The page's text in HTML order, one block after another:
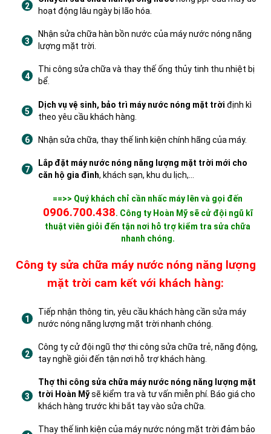
hoạt động lâu ngày bị lão hóa.
Nhận sửa chữa hàn bồn nước của máy nước nóng năng
lượng mặt trời.
Thi công sửa chữa và thay thế ống thủy tinh thu nhiệt bị
bể.
Dịch vụ vệ sinh, bảo trì máy nước nóng mặt trời định kì
theo yêu cầu khách hàng.
Nhận sửa chữa, thay thế linh kiện chính hãng của máy.
Lắp đặt máy nước nóng năng lượng mặt trời mới cho
căn hộ gia đình, khách sạn, khu du lịch,…
==>> Quý khách chỉ cần nhấc máy lên và gọi đến
0906.700.438. Công ty Hoàn Mỹ sẽ cử đội ngũ kĩ
thuật viên giỏi đến tận nơi hỗ trợ kiểm tra sửa chữa
nhanh chóng.
Công ty sửa chữa máy nước nóng năng lượng
mặt trời cam kết với khách hàng:
Tiếp nhận thông tin, yêu cầu khách hàng cần sửa máy
nước nóng năng lượng mặt trời nhanh chóng.
Công ty cử đội ngũ thợ thi công sửa chữa trẻ, năng động,
tay nghề giỏi đến tận nơi hỗ trợ khách hàng.
Thợ thi công sửa chữa máy nước nóng năng lượng mặt
trời Hoàn Mỹsẽ kiểm tra và tư vấn miễn phí. Báo giá cho
khách hàng trước khi bắt tay vào sửa chữa.
Thay thế linh kiện của máy nước nóng mặt trời đảm bảo